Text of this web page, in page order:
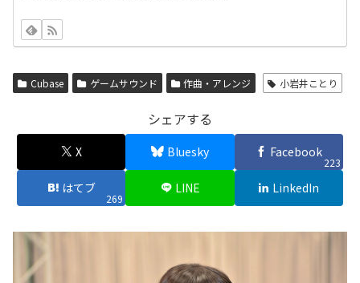
Cubase ゲームサウンド 作曲・アレンジ 小岩井ことり
シェアする
X Bluesky Facebook
223
はてブ
269
LINE LinkedIn